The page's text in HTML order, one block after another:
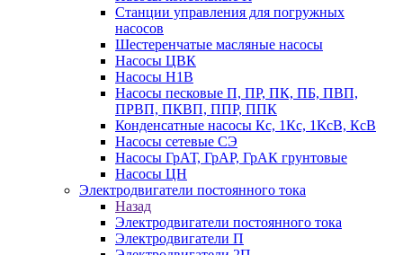
Станции управления для погружных
насосов
Шестеренчатые масляные насосы
Насосы ЦВК
Насосы Н1В
Насосы песковые П, ПР, ПК, ПБ, ПВП,
ПРВП, ПКВП, ППР, ППК
Конденсатные насосы Кс, 1Кс, 1КсВ, КсВ
Насосы сетевые СЭ
Насосы ГрАТ, ГрАР, ГрАК грунтовые
Насосы ЦН
Электродвигатели постоянного тока
Назад
Электродвигатели постоянного тока
Электродвигатели П